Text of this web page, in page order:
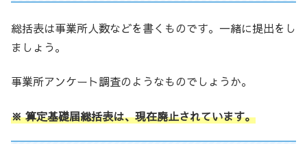
総括表は事業所人数などを書くものです。一緒に提出をし
ましょう。
事業所アンケート調査のようなものでしょうか。
※ 算定基礎届総括表は、現在廃止されています。